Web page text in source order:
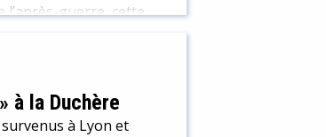
l’après-guerre, cette
à la Duchère
à Lyon et